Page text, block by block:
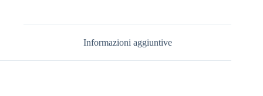
Informazioni aggiuntive